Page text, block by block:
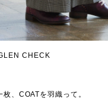
CHECK
、COATを羽織って。